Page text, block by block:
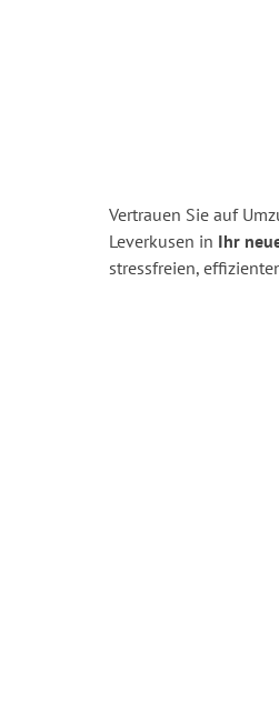
Vertrauen Sie auf
Leverkusen in Ihr
stressfreien,